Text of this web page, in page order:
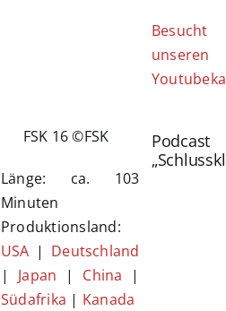
FSK 16 ©FSK
Länge: ca. 103
Minuten
Produktionsland:
USA | Deutschland
| Japan | China |
Südafrika | Kanada
Besucht
unseren
Podcast